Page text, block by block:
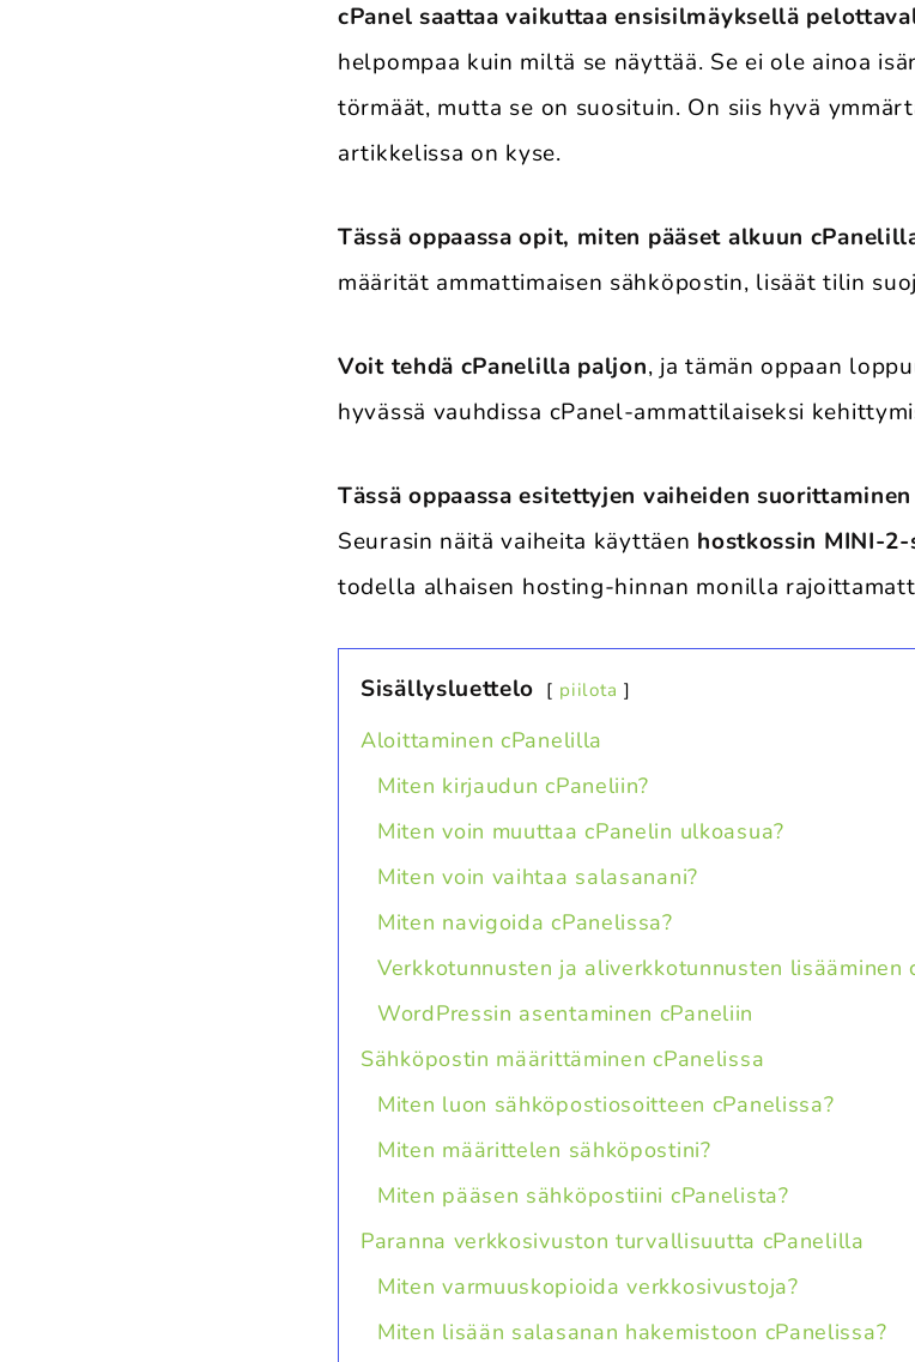
cPanel saattaa vaikuttaa ensisilmäyksellä
helpompaa kuin miltä se näyttää. Se ei ole ainoa
törmäät, mutta se on suosituin. On siis hyvä
artikkelissa on kyse.
Tässä oppaassa opit, miten pääset alkuun
määrität ammattimaisen sähköpostin, lisäät tilin
Voit tehdä cPanelilla paljon, ja tämän oppaan
hyvässä vauhdissa cPanel-ammattilaiseksi
Tässä oppaassa esitettyjen vaiheiden suorittaminen
Seurasin näitä vaiheita käyttäen hostkossin MINI-
todella alhaisen hosting-hinnan monilla
Sisällysluettelo piilota
Aloittaminen cPanelilla
Miten kirjaudun cPaneliin?
Miten voin muuttaa cPanelin ulkoasua?
Miten voin vaihtaa salasanani?
Miten navigoida cPanelissa?
Verkkotunnusten ja aliverkkotunnusten lisääminen
WordPressin asentaminen cPaneliin
Sähköpostin määrittäminen cPanelissa
Miten luon sähköpostiosoitteen cPanelissa?
Miten määrittelen sähköpostini?
Miten pääsen sähköpostiini cPanelista?
Paranna verkkosivuston turvallisuutta cPanelilla
Miten varmuuskopioida verkkosivustoja?
Miten lisään salasanan hakemistoon cPanelissa?